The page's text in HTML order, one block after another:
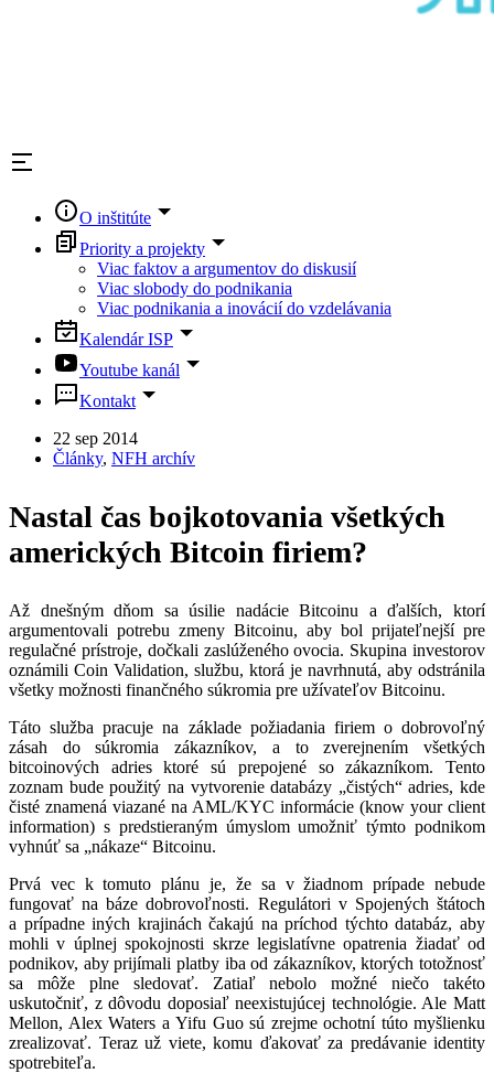
O inštitúte
Priority a projekty
Viac faktov a argumentov do diskusií
Viac slobody do podnikania
Viac podnikania a inovácií do vzdelávania
Kalendár ISP
Youtube kanál
Kontakt
22 sep 2014
Články, NFH archív
Nastal čas bojkotovania všetkých
amerických Bitcoin firiem?
Až dnešným dňom sa úsilie nadácie Bitcoinu a ďalších, ktorí
argumentovali potrebu zmeny Bitcoinu, aby bol prijateľnejší pre
regulačné prístroje, dočkali zaslúženého ovocia. Skupina investorov
oznámili Coin Validation, službu, ktorá je navrhnutá, aby odstránila
všetky možnosti finančného súkromia pre užívateľov Bitcoinu.
Táto služba pracuje na základe požiadania firiem o dobrovoľný
zásah do súkromia zákazníkov, a to zverejnením všetkých
bitcoinových adries ktoré sú prepojené so zákazníkom. Tento
zoznam bude použitý na vytvorenie databázy „čistých“ adries, kde
čisté znamená viazané na AML/KYC informácie (know your client
information) s predstieraným úmyslom umožniť týmto podnikom
vyhnúť sa „nákaze“ Bitcoinu.
Prvá vec k tomuto plánu je, že sa v žiadnom prípade nebude
fungovať na báze dobrovoľnosti. Regulátori v Spojených štátoch
a prípadne iných krajinách čakajú na príchod týchto databáz, aby
mohli v úplnej spokojnosti skrze legislatívne opatrenia žiadať od
podnikov, aby prijímali platby iba od zákazníkov, ktorých totožnosť
sa môže plne sledovať. Zatiaľ nebolo možné niečo takéto
uskutočniť, z dôvodu doposiaľ neexistujúcej technológie. Ale Matt
Mellon, Alex Waters a Yifu Guo sú zrejme ochotní túto myšlienku
zrealizovať. Teraz už viete, komu ďakovať za predávanie identity
spotrebiteľa.